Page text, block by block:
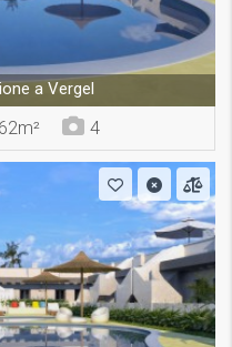
a Vergel
62m² 4